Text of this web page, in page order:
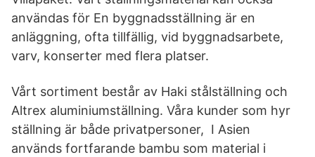
användas för En byggnadsställning är en
anläggning, ofta tillfällig, vid byggnadsarbete,
varv, konserter med flera platser.
Vårt sortiment består av Haki stålställning och
Altrex aluminiumställning. Våra kunder som hyr
ställning är både privatpersoner, I Asien
används fortfarande bambu som material i